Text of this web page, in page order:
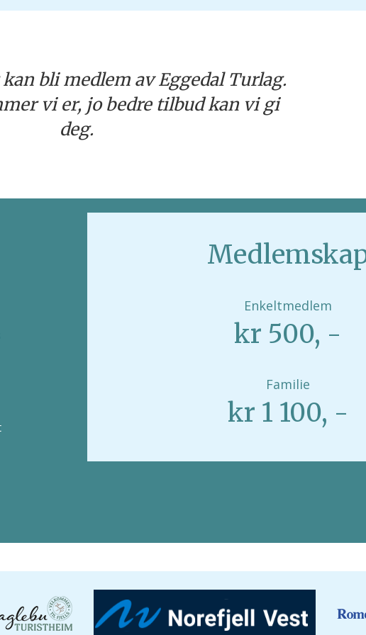
bli medlem av Eggedal Turlag.
vi er, jo bedre tilbud kan vi gi
deg.
Enkeltmedlem
kr 500, -
Familie
kr 1 100, -